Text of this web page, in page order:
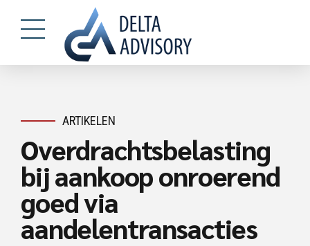
ARTIKELEN
Overdrachtsbelasting
bij aankoop onroerend
goed via
aandelentransacties